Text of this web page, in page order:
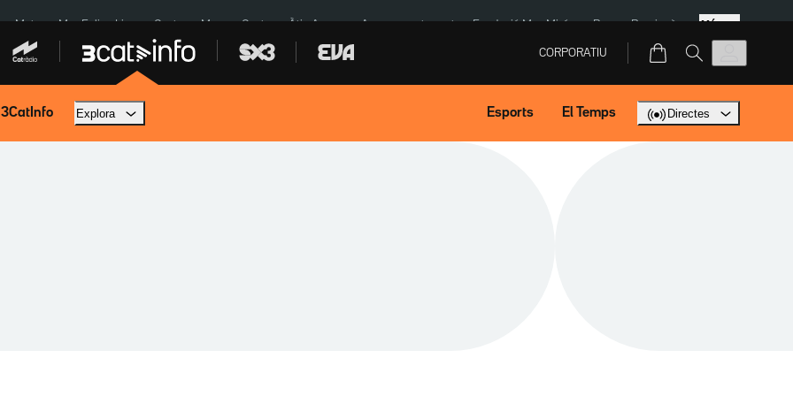
a Meta Mor Felipe Lipe Ceuta Menors Ceuta Àtic Ayuso Aparcament agost Fundació Mas Miró eBay Perpinyà Més
CORPORATIU
3CatInfo Explora Esports El Temps Directes